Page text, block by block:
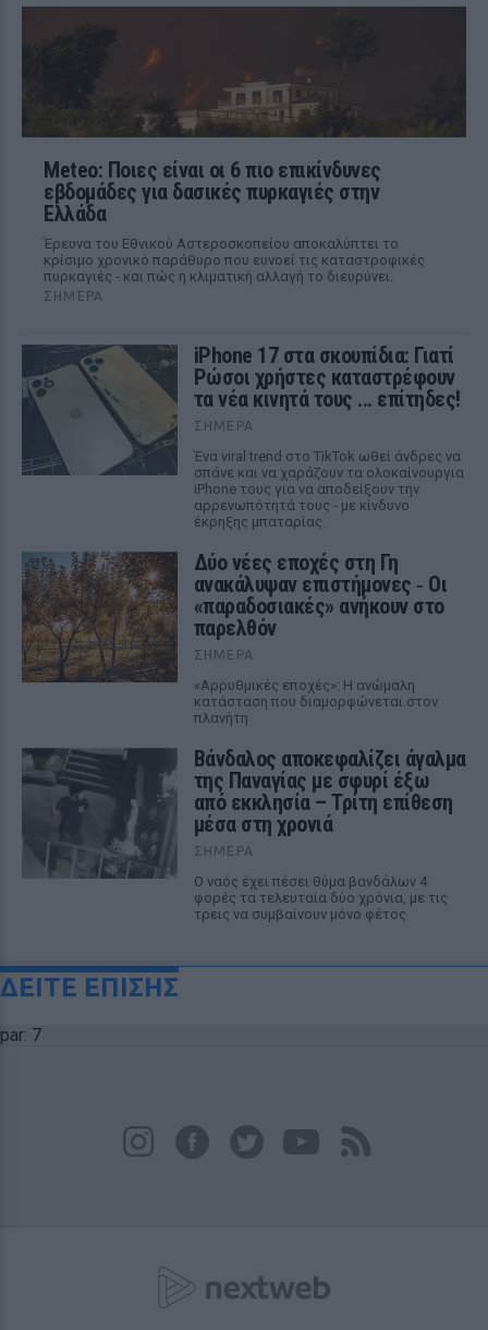
Meteo: Ποιες είναι οι 6 πιο επικίνδυνες
εβδομάδες για δασικές πυρκαγιές στην
Ελλάδα
Έρευνα του Εθνικού Αστεροσκοπείου αποκαλύπτει το
κρίσιμο χρονικό παράθυρο που ευνοεί τις καταστροφικές
πυρκαγιές - και πώς η κλιματική αλλαγή το διευρύνει.
ΣΉΜΕΡΑ
iPhone 17 στα σκουπίδια: Γιατί
Ρώσοι χρήστες καταστρέφουν
τα νέα κινητά τους ... επίτηδες!
ΣΉΜΕΡΑ
Ένα viral trend στο TikTok ωθεί άνδρες να
σπάνε και να χαράζουν τα ολοκαίνουργια
iPhone τους για να αποδείξουν την
αρρενωπότητά τους - με κίνδυνο
έκρηξης μπαταρίας.
Δύο νέες εποχές στη Γη
ανακάλυψαν επιστήμονες ‑ Oι
«παραδοσιακές» ανήκουν στο
παρελθόν
ΣΉΜΕΡΑ
«Αρρυθμικές εποχές»: Η ανώμαλη
κατάσταση που διαμορφώνεται στον
πλανήτη
Βάνδαλος αποκεφαλίζει άγαλμα
της Παναγίας με σφυρί έξω
από εκκλησία – Τρίτη επίθεση
μέσα στη χρονιά
ΣΉΜΕΡΑ
Ο ναός έχει πέσει θύμα βανδάλων 4
φορές τα τελευταία δύο χρόνια, με τις
τρεις να συμβαίνουν μόνο φέτος
ΔΕΙΤΕ ΕΠΙΣΗΣ
par: 7